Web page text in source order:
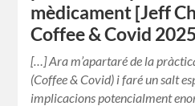
mèdicament [Jeff
Coffee & Covid
[…] Ara m’apartaré de la
(Coffee & Covid) i faré un salt
implicacions potencialment